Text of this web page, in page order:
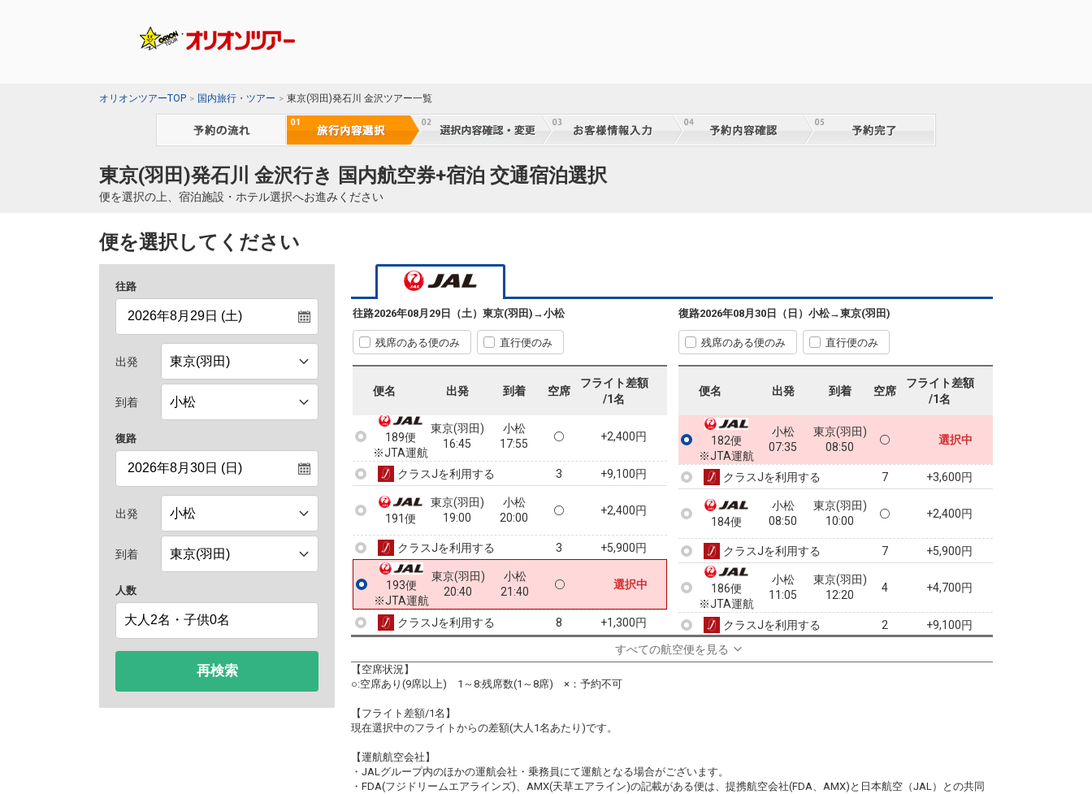
オリオンツアーTOP 国内旅行・ツアー 東京(羽田)発石川 金沢ツアー一覧
東京(羽田)発石川 金沢行き 国内航空券+宿泊 交通宿泊選択
便を選択の上、宿泊施設・ホテル選択へお進みください
便を選択してください
往路
出発
到着
復路
出発
到着
人数
再検索
往路2026年08月29日（土） 東京(羽田) →小松
残席のある便のみ 直行便のみ
便名 出発 到着 空席
フライト差額
/1名
185便
※JTA運航
東京(羽田)
10:20
187便
東京(羽田)
13:00
小松
14:05
+7,900円
クラスJを利用する 5 +17,600円
189便
※JTA運航
東京(羽田)
16:45
小松
17:55
+2,400円
クラスJを利用する 3 +9,100円
191便
東京(羽田)
19:00
小松
20:00
+2,400円
クラスJを利用する 3 +5,900円
193便
※JTA運航
東京(羽田)
20:40
小松
21:40
選択中
クラスJを利用する 8 +1,300円
復路2026年08月30日（日） 小松→東京(羽田)
残席のある便のみ 直行便のみ
便名 出発 到着 空席
フライト差額
/1名
182便
※JTA運航
小松
07:35
東京(羽田)
08:50
選択中
クラスJを利用する 7 +3,600円
184便
小松
08:50
東京(羽田)
10:00
+2,400円
クラスJを利用する 7 +5,900円
186便
※JTA運航
小松
11:05
東京(羽田)
12:20
4 +4,700円
クラスJを利用する 2 +9,100円
188便
2 +6,600円
すべての航空便を見る
【空席状況】
○:空席あり(9席以上) 1～8:残席数(1～8席) ×：予約不可
【フライト差額/1名】
現在選択中のフライトからの差額(大人1名あたり)です。
【運航航空会社】
・JALグループ内のほかの運航会社・乗務員にて運航となる場合がございます。
・FDA(フジドリームエアラインズ)、AMX(天草エアライン)の記載がある便は、提携航空会社(FDA、AMX)と日本航空（JAL）との共同